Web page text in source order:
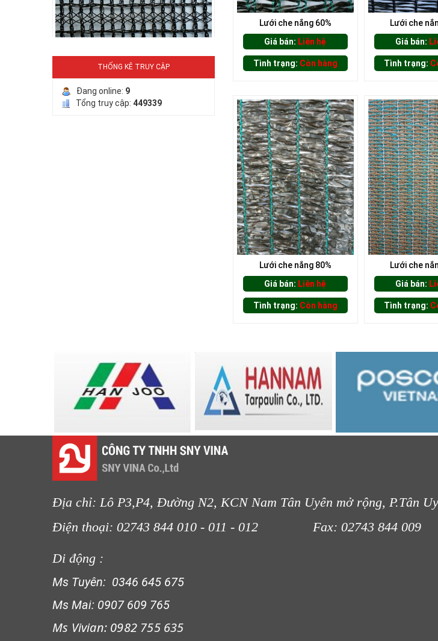
LƯỚI PHƠI NÔNG SẢN
THỐNG KÊ TRUY CẬP
Đang online: 9
Tổng truy cập: 449339
Lưới che nắng 60%
Giá bán: Liên hệ
Tình trạng: Còn hàng
Lưới che
Giá bán:
Tình trạng:
Lưới che nắng 80%
Giá bán: Liên hệ
Tình trạng: Còn hàng
Lưới che
Giá bán:
Tình trạng:
Địa chỉ: Lô P3,P4, Đường N2, KCN Nam Tân Uyên mở rộng, P.Tân
Điện thoại: 02743 844 010 - 011 - 012
Fax: 02743 844 009
Di động :
Ms Tuyên: 0346 645 675
Ms Mai: 0907 609 765
Ms Vivian: 0982 755 635